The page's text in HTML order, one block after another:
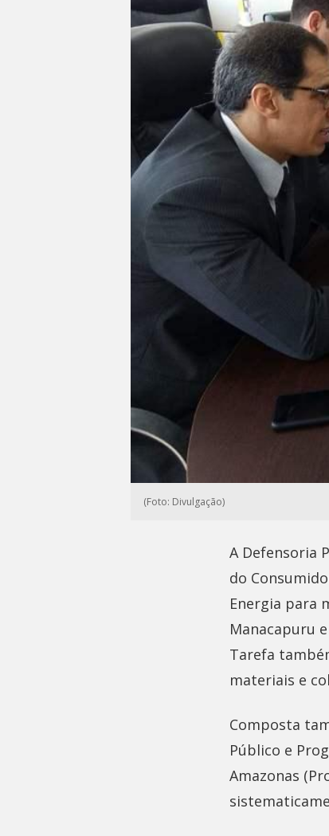
(Foto: Divulgação)
A Defensoria
do
Energia para
Manacapuru
Tarefa
materiais e
Composta
Público e
Amazonas